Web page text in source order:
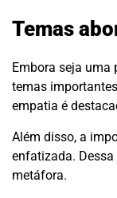
Temas
Embora seja uma
temas
empatia é
Além disso, a
enfatizada.
metáfora.